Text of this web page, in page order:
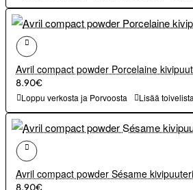
Avril compact powder Porcelaine
8.90€
Loppu verkosta ja Porvoosta Lisää
Avril compact powder Sésame
8.90€